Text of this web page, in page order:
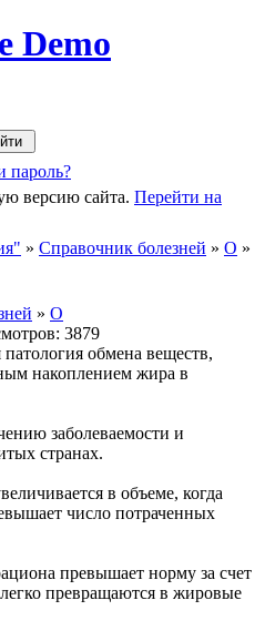
Demo
пароль?
версию сайта. Перейти на
» Справочник болезней » О »
» О
3879
патология обмена веществ,
накоплением жира в
заболеваемости и
странах.
в объеме, когда
число потраченных
превышает норму за счет
превращаются в жировые